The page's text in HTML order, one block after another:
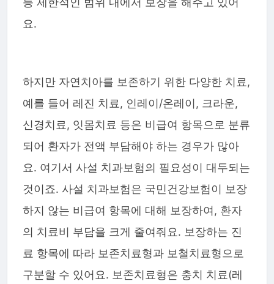
요.
하지만 자연치아를 보존하기 위한 다양한 치료,
예를 들어 레진 치료, 인레이/온레이, 크라운,
신경치료, 잇몸치료 등은 비급여 항목으로 분류
되어 환자가 전액 부담해야 하는 경우가 많아
요. 여기서 사설 치과보험의 필요성이 대두되는
것이죠. 사설 치과보험은 국민건강보험이 보장
하지 않는 비급여 항목에 대해 보장하여, 환자
의 치료비 부담을 크게 줄여줘요. 보장하는 진
료 항목에 따라 보존치료형과 보철치료형으로
구분할 수 있어요. 보존치료형은 충치 치료(레